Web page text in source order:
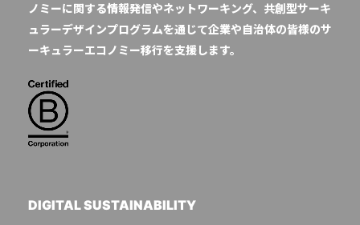
ノミーに関する情報発信やネットワーキング、共創型サーキ
ュラーデザインプログラムを通じて企業や自治体の皆様のサ
ーキュラーエコノミー移行を支援します。
DIGITAL SUSTAINABILITY